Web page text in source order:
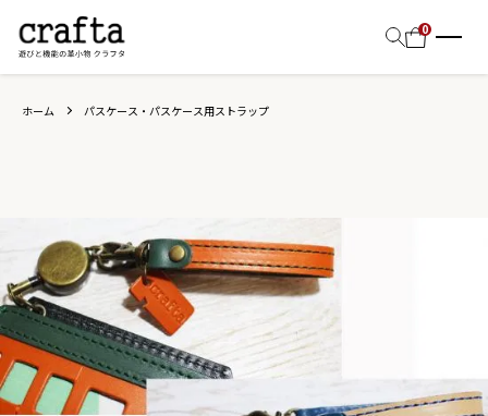
0
ホーム パスケース・パスケース用ストラップ